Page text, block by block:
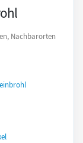
Nachbarorten